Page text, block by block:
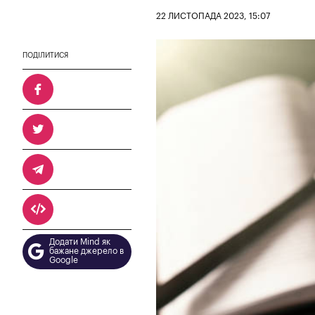
22 ЛИСТОПАДА 2023, 15:07
ПОДІЛИТИСЯ
Додати Mind як
бажане джерело в
Google